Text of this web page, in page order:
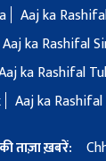
Aaj ka
Aaj ka Rashifal
ka Rashifal
Aaj ka
ताज़ा ख़बरें: